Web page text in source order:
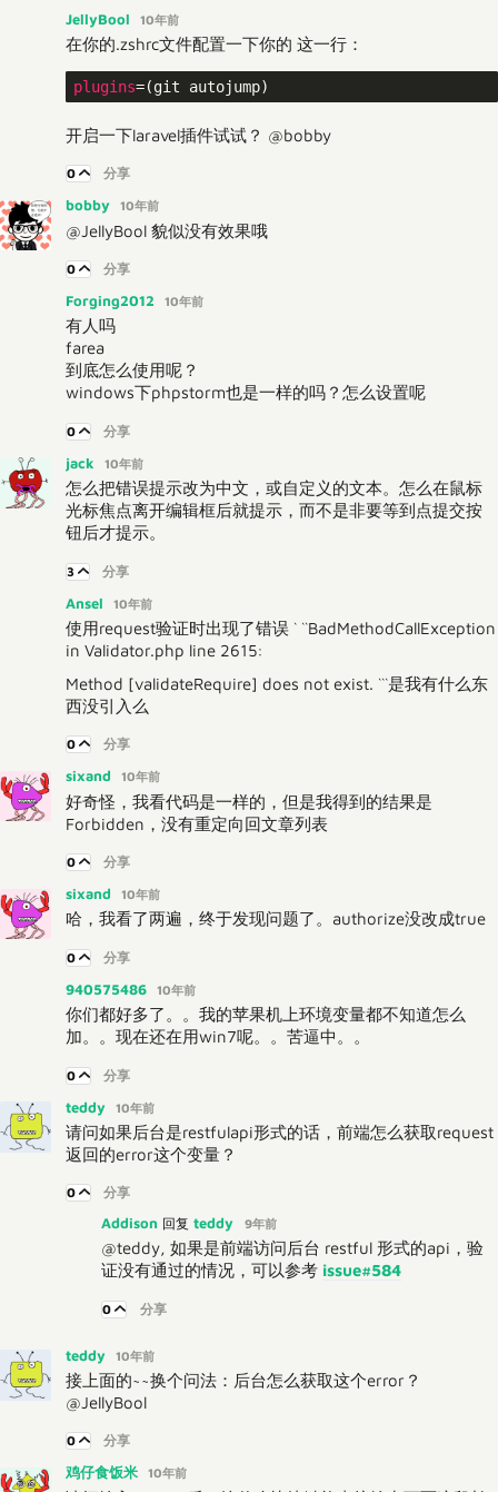
JellyBool 10年前
在你的.zshrc文件配置一下你的 这一行：
plugins
开启一下laravel插件试试？ @bobby
0 分享
bobby 10年前
@JellyBool 貌似没有效果哦
0 分享
Forging2012 10年前
有人吗
farea
到底怎么使用呢？
windows下phpstorm也是一样的吗？怎么设置呢
0 分享
jack 10年前
怎么把错误提示改为中文，或自定义的文本。怎么在鼠标
光标焦点离开编辑框后就提示，而不是非要等到点提交按
钮后才提示。
3 分享
Ansel 10年前
使用request验证时出现了错误 ` ``BadMethodCallException
in Validator.php line 2615:
Method [validateRequire] does not exist. ```是我有什么东
西没引入么
0 分享
sixand 10年前
好奇怪，我看代码是一样的，但是我得到的结果是
Forbidden，没有重定向回文章列表
0 分享
sixand 10年前
哈，我看了两遍，终于发现问题了。authorize没改成true
0 分享
940575486 10年前
你们都好多了。。我的苹果机上环境变量都不知道怎么
加。。现在还在用win7呢。。苦逼中。。
0 分享
teddy 10年前
请问如果后台是restfulapi形式的话，前端怎么获取request
返回的error这个变量？
0 分享
Addison 回复 teddy 9年前
@teddy, 如果是前端访问后台 restful 形式的api，验
证没有通过的情况，可以参考 issue#584
0 分享
teddy 10年前
接上面的~~换个问法：后台怎么获取这个error？
@JellyBool
0 分享
鸡仔食饭米 10年前